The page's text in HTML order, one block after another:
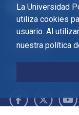
La Universidad
utiliza cookies
usuario. Al
nuestra política
Pza. del Cronista Isidoro
Edif. La Milagrosa
C.P. 30202 Cartagena